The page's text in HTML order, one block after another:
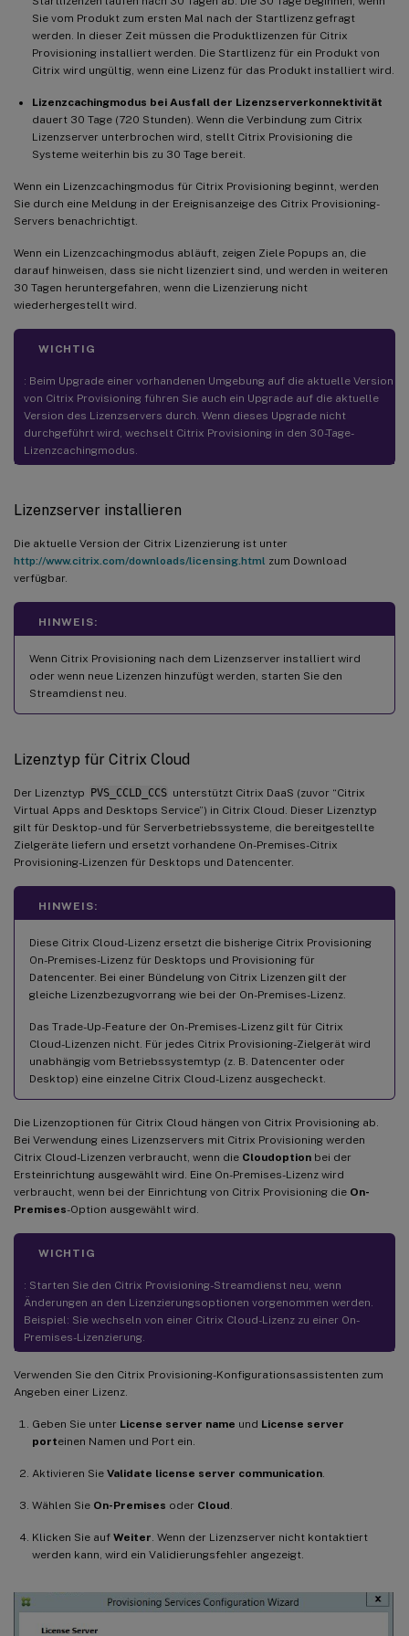
Sie vom Produkt zum ersten Mal nach der Startlizenz gefragt
werden. In dieser Zeit müssen die Produktlizenzen für Citrix
Provisioning installiert werden. Die Startlizenz für ein Produkt von
Citrix wird ungültig, wenn eine Lizenz für das Produkt installiert wird.
Lizenzcachingmodus bei Ausfall der Lizenzserverkonnektivität
dauert 30 Tage (720 Stunden). Wenn die Verbindung zum Citrix
Lizenzserver unterbrochen wird, stellt Citrix Provisioning die
Systeme weiterhin bis zu 30 Tage bereit.
Wenn ein Lizenzcachingmodus für Citrix Provisioning beginnt, werden
Sie durch eine Meldung in der Ereignisanzeige des Citrix Provisioning-
Servers benachrichtigt.
Wenn ein Lizenzcachingmodus abläuft, zeigen Ziele Popups an, die
darauf hinweisen, dass sie nicht lizenziert sind, und werden in weiteren
30 Tagen heruntergefahren, wenn die Lizenzierung nicht
wiederhergestellt wird.
WICHTIG
: Beim Upgrade einer vorhandenen Umgebung auf die aktuelle Version
von Citrix Provisioning führen Sie auch ein Upgrade auf die aktuelle
Version des Lizenzservers durch. Wenn dieses Upgrade nicht
durchgeführt wird, wechselt Citrix Provisioning in den 30-Tage-
Lizenzcachingmodus.
Lizenzserver installieren
Die aktuelle Version der Citrix Lizenzierung ist unter
http://www.citrix.com/downloads/licensing.html zum Download
verfügbar.
HINWEIS:
Wenn Citrix Provisioning nach dem Lizenzserver installiert wird
oder wenn neue Lizenzen hinzufügt werden, starten Sie den
Streamdienst neu.
Lizenztyp für Citrix Cloud
Der Lizenztyp PVS_CCLD_CCS unterstützt Citrix DaaS (zuvor “Citrix
Virtual Apps and Desktops Service”) in Citrix Cloud. Dieser Lizenztyp
gilt für Desktop- und für Serverbetriebssysteme, die bereitgestellte
Zielgeräte liefern und ersetzt vorhandene On-Premises-Citrix
Provisioning-Lizenzen für Desktops und Datencenter.
HINWEIS:
Diese Citrix Cloud-Lizenz ersetzt die bisherige Citrix Provisioning
On-Premises-Lizenz für Desktops und Provisioning für
Datencenter. Bei einer Bündelung von Citrix Lizenzen gilt der
gleiche Lizenzbezugvorrang wie bei der On-Premises-Lizenz.
Das Trade-Up-Feature der On-Premises-Lizenz gilt für Citrix
Cloud-Lizenzen nicht. Für jedes Citrix Provisioning-Zielgerät wird
unabhängig vom Betriebssystemtyp (z. B. Datencenter oder
Desktop) eine einzelne Citrix Cloud-Lizenz ausgecheckt.
Die Lizenzoptionen für Citrix Cloud hängen von Citrix Provisioning ab.
Bei Verwendung eines Lizenzservers mit Citrix Provisioning werden
Citrix Cloud-Lizenzen verbraucht, wenn die Cloudoption bei der
Ersteinrichtung ausgewählt wird. Eine On-Premises-Lizenz wird
verbraucht, wenn bei der Einrichtung von Citrix Provisioning die On-
Premises-Option ausgewählt wird.
WICHTIG
: Starten Sie den Citrix Provisioning-Streamdienst neu, wenn
Änderungen an den Lizenzierungsoptionen vorgenommen werden.
Beispiel: Sie wechseln von einer Citrix Cloud-Lizenz zu einer On-
Premises-Lizenzierung.
Verwenden Sie den Citrix Provisioning-Konfigurationsassistenten zum
Angeben einer Lizenz.
Geben Sie unter License server name und License server
porteinen Namen und Port ein.
Aktivieren Sie Validate license server communication
Wählen Sie On-Premises oder Cloud
Klicken Sie auf Weiter . Wenn der Lizenzserver nicht kontaktiert
werden kann, wird ein Validierungsfehler angezeigt.